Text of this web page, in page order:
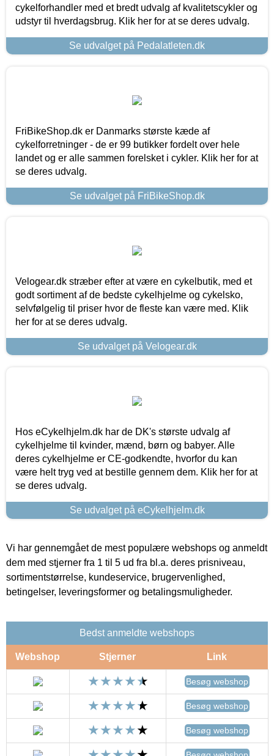
cykelforhandler med et bredt udvalg af kvalitetscykler og
udstyr til hverdagsbrug. Klik her for at se deres udvalg.
Se udvalget på Pedalatleten.dk
FriBikeShop.dk er Danmarks største kæde af
cykelforretninger - de er 99 butikker fordelt over hele
landet og er alle sammen forelsket i cykler. Klik her for at
se deres udvalg.
Se udvalget på FriBikeShop.dk
Velogear.dk stræber efter at være en cykelbutik, med et
godt sortiment af de bedste cykelhjelme og cykelsko,
selvfølgelig til priser hvor de fleste kan være med. Klik
her for at se deres udvalg.
Se udvalget på Velogear.dk
Hos eCykelhjelm.dk har de DK's største udvalg af
cykelhjelme til kvinder, mænd, børn og babyer. Alle
deres cykelhjelme er CE-godkendte, hvorfor du kan
være helt tryg ved at bestille gennem dem. Klik her for at
se deres udvalg.
Se udvalget på eCykelhjelm.dk
Vi har gennemgået de mest populære webshops og anmeldt
dem med stjerner fra 1 til 5 ud fra bl.a. deres prisniveau,
sortimentstørrelse, kundeservice, brugervenlighed,
betingelser, leveringsformer og betalingsmuligheder.
Bedst anmeldte webshops
Webshop Stjerner Link
Besøg webshop
Besøg webshop
Besøg webshop